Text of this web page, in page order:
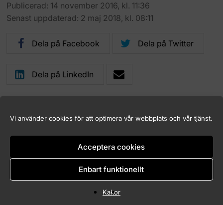
Vi använder cookies för att optimera vår webbplats och vår tjänst.
Acceptera cookies
Enbart funktionellt
Kakor
Publicerad: 14 november 2016, kl. 11:36
Senast uppdaterad: 2 maj 2018, kl. 08:11
Dela på Facebook Dela på Twitter
Dela på LinkedIn
Tillgänglighet för marknadskontroll.se